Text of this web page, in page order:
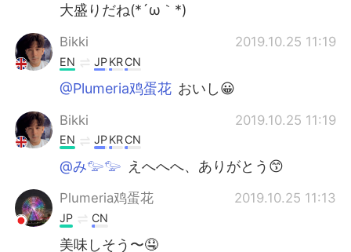
大盛りだね(*´ω｀*)
Bikki 2019.10.25 11:19
EN JPKRCN
@Plumeria鸡蛋花 おいし😀
Bikki 2019.10.25 11:19
EN JPKRCN
@み𓅰𓅰 えへへへ、ありがとう😙
Plumeria鸡蛋花 2019.10.25 11:13
JP CN
美味しそう〜🤤